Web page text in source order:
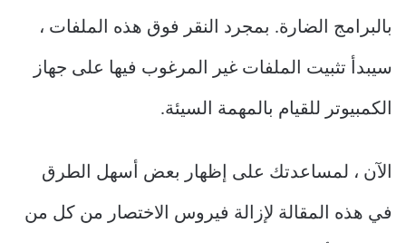
بالبرامج الضارة. بمجرد النقر فوق هذه الملفات ،
سيبدأ تثبيت الملفات غير المرغوب فيها على جهاز
الكمبيوتر للقيام بالمهمة السيئة.
الآن ، لمساعدتك على إظهار بعض أسهل الطرق
في هذه المقالة لإزالة فيروس الاختصار من كل من